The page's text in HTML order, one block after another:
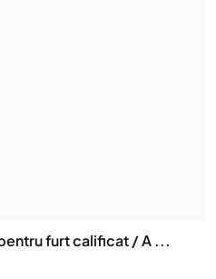
furt calificat / A ...